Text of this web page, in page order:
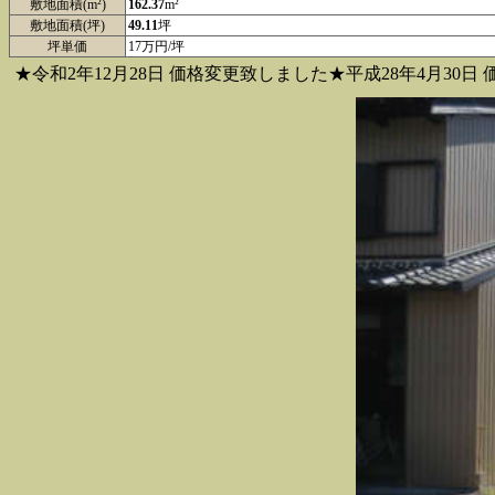
敷地面積(m²) 162.37m²
敷地面積(坪)
49.11坪
坪単価
17万円/坪
★令和2年12月28日 価格変更致しました★平成28年4月30